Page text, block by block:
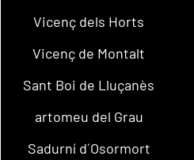
Vicenç dels Horts
Vicenç de Montalt
Sant Boi de Lluçanès
artomeu del Grau
Sadurní d´Osormort